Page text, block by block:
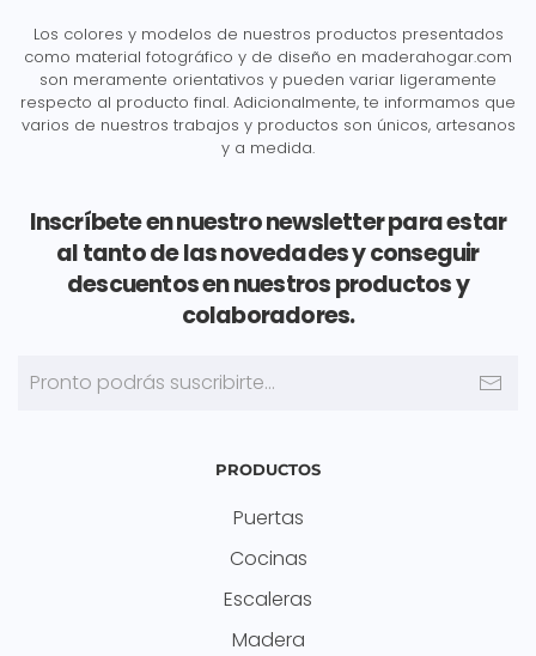
Los colores y modelos de nuestros productos presentados
como material fotográfico y de diseño en maderahogar.com
son meramente orientativos y pueden variar ligeramente
respecto al producto final. Adicionalmente, te informamos que
varios de nuestros trabajos y productos son únicos, artesanos
y a medida.
Inscríbete en nuestro newsletter para estar
al tanto de las novedades y conseguir
descuentos en nuestros productos y
colaboradores.
PRODUCTOS
Puertas
Cocinas
Escaleras
Madera